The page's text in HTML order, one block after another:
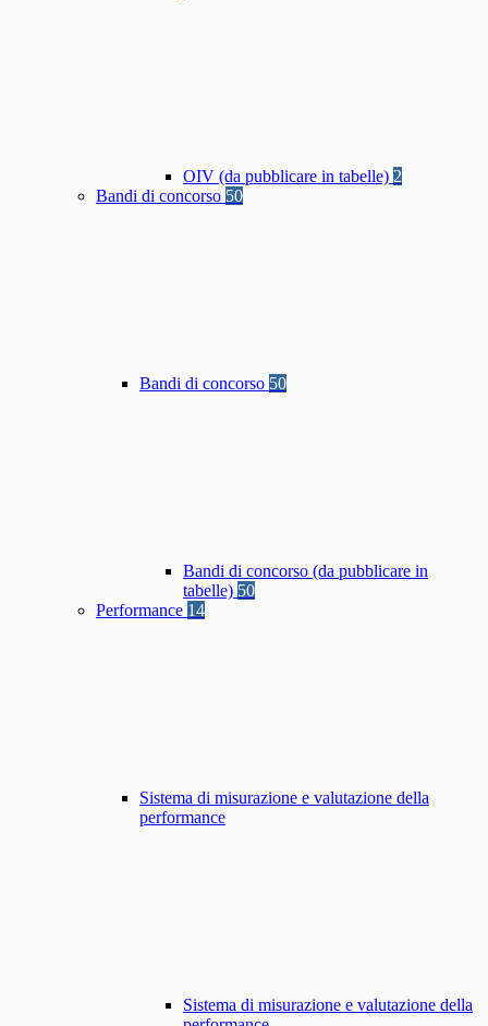
OIV (da pubblicare in tabelle) 2
Bandi di concorso 50
Bandi di concorso 50
Bandi di concorso (da pubblicare in
tabelle) 50
Performance 14
Sistema di misurazione e valutazione della
performance
Sistema di misurazione e valutazione della